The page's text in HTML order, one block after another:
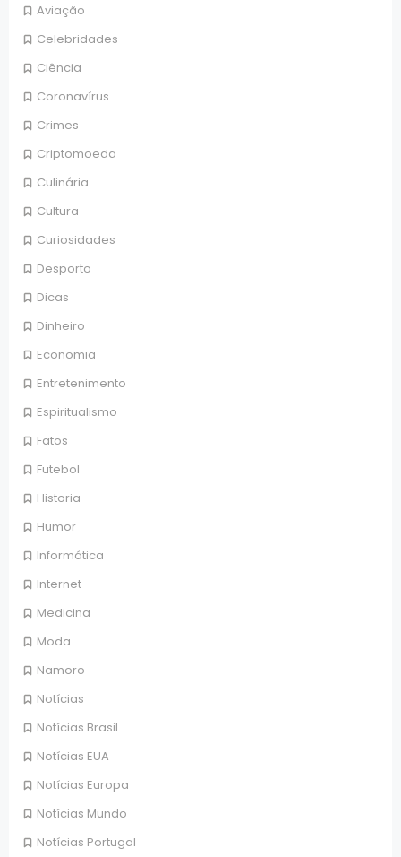
Aviação
Celebridades
Ciência
Coronavírus
Crimes
Criptomoeda
Culinária
Cultura
Curiosidades
Desporto
Dicas
Dinheiro
Economia
Entretenimento
Espiritualismo
Fatos
Futebol
Historia
Humor
Informática
Internet
Medicina
Moda
Namoro
Notícias
Notícias Brasil
Notícias EUA
Notícias Europa
Notícias Mundo
Notícias Portugal